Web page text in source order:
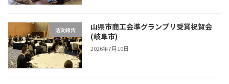
活動報告
山県市商工会準グランプリ受賞祝賀会
(岐阜市)
2026年7月10日